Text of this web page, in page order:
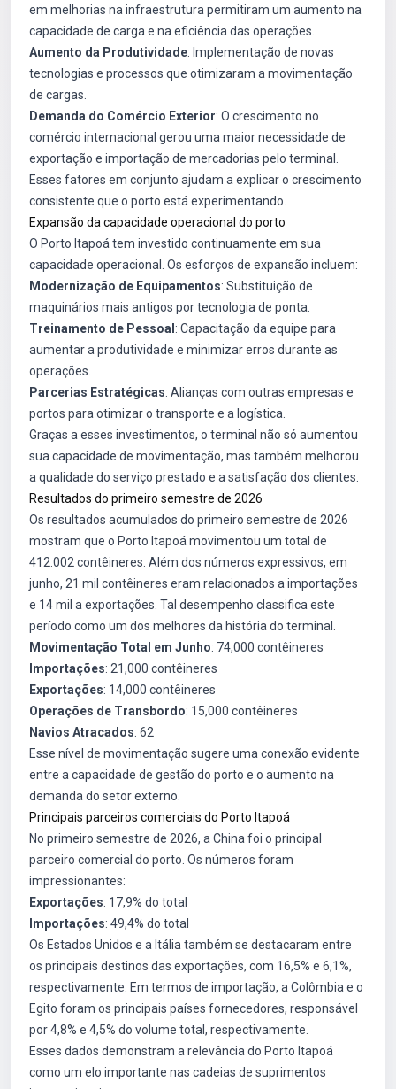
em melhorias na infraestrutura permitiram um aumento na
capacidade de carga e na eficiência das operações.
Aumento da Produtividade: Implementação de novas
tecnologias e processos que otimizaram a movimentação
de cargas.
Demanda do Comércio Exterior: O crescimento no
comércio internacional gerou uma maior necessidade de
exportação e importação de mercadorias pelo terminal.
Esses fatores em conjunto ajudam a explicar o crescimento
consistente que o porto está experimentando.
Expansão da capacidade operacional do porto
O Porto Itapoá tem investido continuamente em sua
capacidade operacional. Os esforços de expansão incluem:
Modernização de Equipamentos: Substituição de
maquinários mais antigos por tecnologia de ponta.
Treinamento de Pessoal : Capacitação da equipe para
aumentar a produtividade e minimizar erros durante as
operações.
Parcerias Estratégicas: Alianças com outras empresas e
portos para otimizar o transporte e a logística.
Graças a esses investimentos, o terminal não só aumentou
sua capacidade de movimentação, mas também melhorou
a qualidade do serviço prestado e a satisfação dos clientes.
Resultados do primeiro semestre de 2026
Os resultados acumulados do primeiro semestre de 2026
mostram que o Porto Itapoá movimentou um total de
412.002 contêineres. Além dos números expressivos, em
junho, 21 mil contêineres eram relacionados a importações
e 14 mil a exportações. Tal desempenho classifica este
período como um dos melhores da história do terminal.
Movimentação Total em Junho: 74,000 contêineres
Importações: 21,000 contêineres
Exportações: 14,000 contêineres
Operações de Transbordo: 15,000 contêineres
Navios Atracados: 62
Esse nível de movimentação sugere uma conexão evidente
entre a capacidade de gestão do porto e o aumento na
demanda do setor externo.
Principais parceiros comerciais do Porto Itapoá
No primeiro semestre de 2026, a China foi o principal
parceiro comercial do porto. Os números foram
impressionantes:
Exportações: 17,9% do total
Importações: 49,4% do total
Os Estados Unidos e a Itália também se destacaram entre
os principais destinos das exportações, com 16,5% e 6,1%,
respectivamente. Em termos de importação, a Colômbia e o
Egito foram os principais países fornecedores, responsável
por 4,8% e 4,5% do volume total, respectivamente.
Esses dados demonstram a relevância do Porto Itapoá
como um elo importante nas cadeias de suprimentos